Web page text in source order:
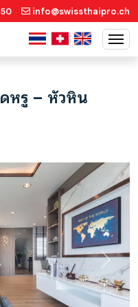
info@swissthaipro.ch
หรู – หัวหิน
Next